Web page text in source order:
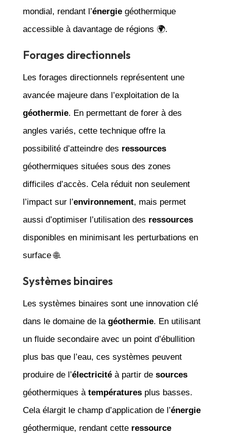
mondial, rendant l’énergiegéothermique
accessible à davantage de régions 🌍.
Forages directionnels
Les forages directionnels représentent une
avancée majeure dans l’exploitation de la
géothermie. En permettant de forer à des
angles variés, cette technique offre la
possibilité d’atteindre des ressources
géothermiques situées sous des zones
difficiles d’accès. Cela réduit non seulement
l’impact sur l’environnement, mais permet
aussi d’optimiser l’utilisation des ressources
disponibles en minimisant les perturbations en
surface 🌐.
Systèmes binaires
Les systèmes binaires sont une innovation clé
dans le domaine de la géothermie. En utilisant
un fluide secondaire avec un point d’ébullition
plus bas que l’eau, ces systèmes peuvent
produire de l’électricitéà partir de sources
géothermiques à températuresplus basses.
Cela élargit le champ d’application de l’énergie
géothermique, rendant cette ressource